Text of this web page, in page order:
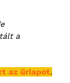
a
az űrlapot.